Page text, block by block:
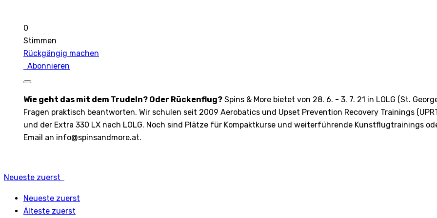
0
Stimmen
Rückgängig machen
Abonnieren
Wie geht das mit dem Trudeln? Oder Rückenflug? Spins & More bietet von 28. 6. - 3. 7. 21 in LOLG (St.
Fragen praktisch beantworten. Wir schulen seit 2009 Aerobatics und Upset Prevention Recovery Trainings
und der Extra 330 LX nach LOLG. Noch sind Plätze für Kompaktkurse und weiterführende Kunstflugtrainings
Email an info@spinsandmore.at.
Neueste zuerst
Neueste zuerst
Älteste zuerst